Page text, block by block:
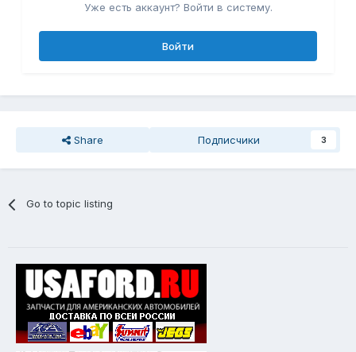
Уже есть аккаунт? Войти в систему.
Войти
Share Подписчики 3
Go to topic listing